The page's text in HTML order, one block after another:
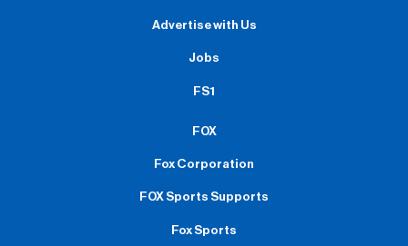
Advertise with Us
Jobs
FS1
FOX
Fox Corporation
FOX Sports Supports
Fox Sports